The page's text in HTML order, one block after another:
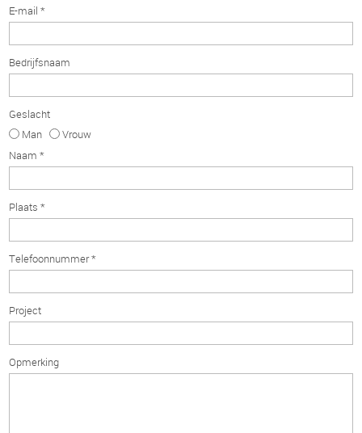
E-mail *
Bedrijfsnaam
Geslacht
Man
Vrouw
Naam *
Plaats *
Telefoonnummer *
Project
Opmerking